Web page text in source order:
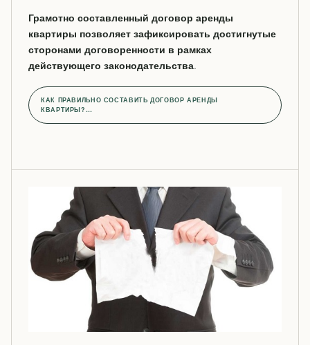
Грамотно составленный договор аренды
квартиры позволяет зафиксировать достигнутые
сторонами договоренности в рамках
действующего законодательства.
КАК ПРАВИЛЬНО СОСТАВИТЬ ДОГОВОР АРЕНДЫ
КВАРТИРЫ?…